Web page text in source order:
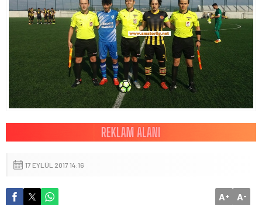
17 EYLÜL 2017 14:16
A+ A-